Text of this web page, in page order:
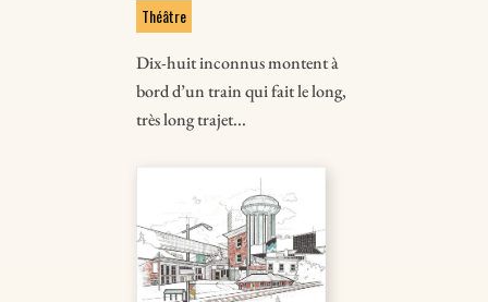
Théâtre
Dix-huit inconnus montent à
bord d’un train qui fait le long,
très long trajet...